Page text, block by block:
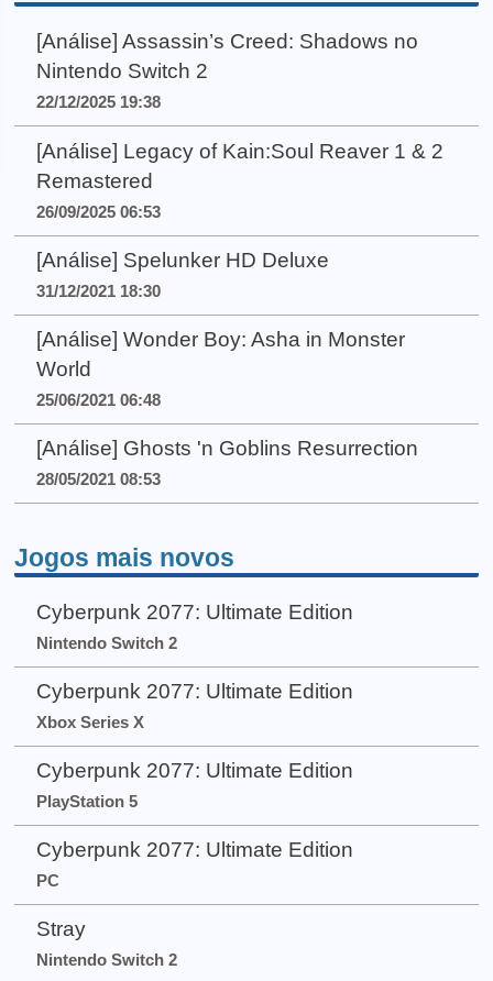
[Análise] Assassin’s Creed: Shadows no
Nintendo Switch 2
22/12/2025 19:38
[Análise] Legacy of Kain:Soul Reaver 1 & 2
Remastered
26/09/2025 06:53
[Análise] Spelunker HD Deluxe
31/12/2021 18:30
[Análise] Wonder Boy: Asha in Monster
World
25/06/2021 06:48
[Análise] Ghosts 'n Goblins Resurrection
28/05/2021 08:53
Jogos mais novos
Cyberpunk 2077: Ultimate Edition
Nintendo Switch 2
Cyberpunk 2077: Ultimate Edition
Xbox Series X
Cyberpunk 2077: Ultimate Edition
PlayStation 5
Cyberpunk 2077: Ultimate Edition
PC
Stray
Nintendo Switch 2